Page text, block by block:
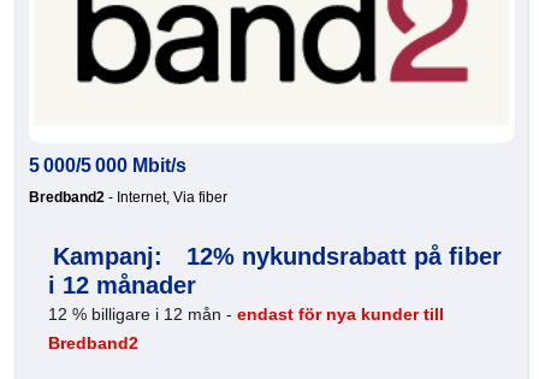
5 000/5 000 Mbit/s
Bredband2 - Internet, Via fiber
Kampanj:
12% nykundsrabatt på fiber
i 12 månader
12 % billigare i 12 mån - endast för nya kunder till
Bredband2